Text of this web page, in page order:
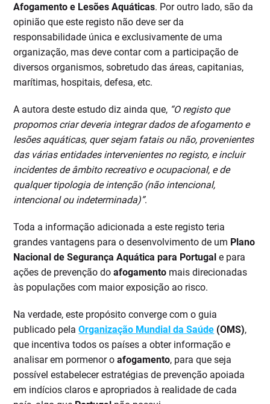
Afogamento e Lesões Aquáticas. Por outro lado, são da
opinião que este registo não deve ser da
responsabilidade única e exclusivamente de uma
organização, mas deve contar com a participação de
diversos organismos, sobretudo das áreas, capitanias,
marítimas, hospitais, defesa, etc.
A autora deste estudo diz ainda que, “O registo que
propomos criar deveria integrar dados de afogamento e
lesões aquáticas, quer sejam fatais ou não, provenientes
das várias entidades intervenientes no registo, e incluir
incidentes de âmbito recreativo e ocupacional, e de
qualquer tipologia de intenção (não intencional,
intencional ou indeterminada)”.
Toda a informação adicionada a este registo teria
grandes vantagens para o desenvolvimento de um Plano
Nacional de Segurança Aquática para Portugale para
ações de prevenção doafogamento mais direcionadas
às populações com maior exposição ao risco.
Na verdade, este propósito converge com o guia
publicado pelaOrganização Mundial da Saúde (OMS),
que incentiva todos os países a obter informação e
analisar em pormenor oafogamento, para que seja
possível estabelecer estratégias de prevenção apoiada
em indícios claros e apropriados à realidade de cada